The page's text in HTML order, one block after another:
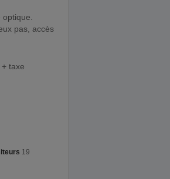
pas, accès
taxe
19